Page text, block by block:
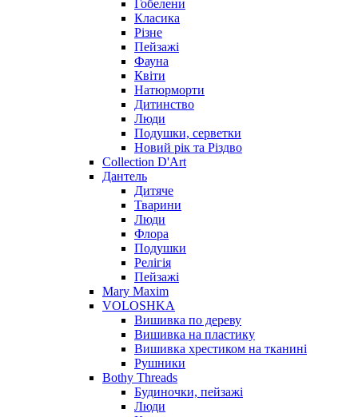
Гобелени
Класика
Різне
Пейзажі
Фауна
Квіти
Натюрморти
Дитинство
Люди
Подушки, серветки
Новий рік та Різдво
Collection D'Art
Дантель
Дитяче
Тварини
Люди
Флора
Подушки
Релігія
Пейзажі
Mary Maxim
VOLOSHKA
Вишивка по дереву
Вишивка на пластику
Вишивка хрестиком на тканині
Рушники
Bothy Threads
Будиночки, пейзажі
Люди